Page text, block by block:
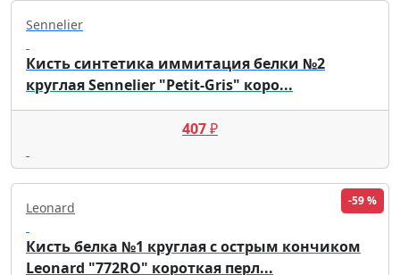
Sennelier
Кисть синтетика иммитация белки №2
круглая Sennelier "Petit-Gris" коро...
407₽
-59 %
Leonard
Кисть белка №1 круглая с острым кончиком
Leonard "772RO" короткая перл...